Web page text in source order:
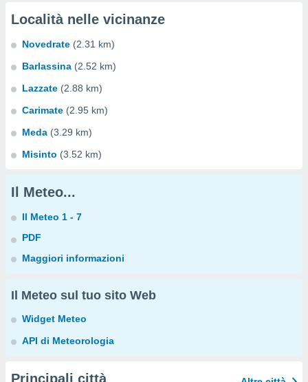
Località nelle vicinanze
Novedrate (2.31 km)
Barlassina (2.52 km)
Lazzate (2.88 km)
Carimate (2.95 km)
Meda (3.29 km)
Misinto (3.52 km)
Il Meteo...
Il Meteo 1 - 7
PDF
Maggiori informazioni
Il Meteo sul tuo sito Web
Widget Meteo
API di Meteorologia
Principali città